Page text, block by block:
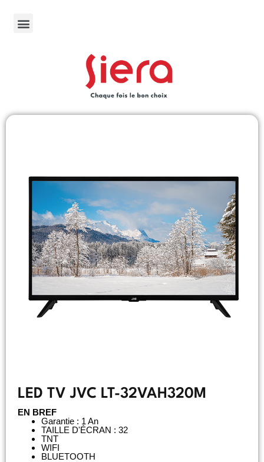
LED TV JVC LT-32VAH320M
EN BREF
Garantie : 1 An
TAILLE D'ÉCRAN : 32
TNT
WIFI
BLUETOOTH